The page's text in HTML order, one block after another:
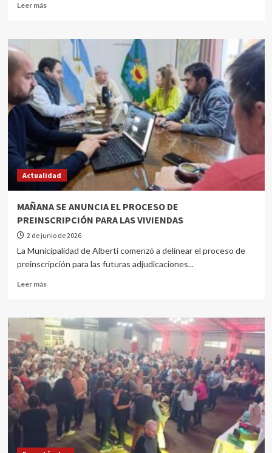
Leer más
Actualidad
MAÑANA SE ANUNCIA EL PROCESO DE
PREINSCRIPCIÓN PARA LAS VIVIENDAS
2 de junio de 2026
La Municipalidad de Alberti comenzó a delinear el proceso de
preinscripción para las futuras adjudicaciones...
Leer más